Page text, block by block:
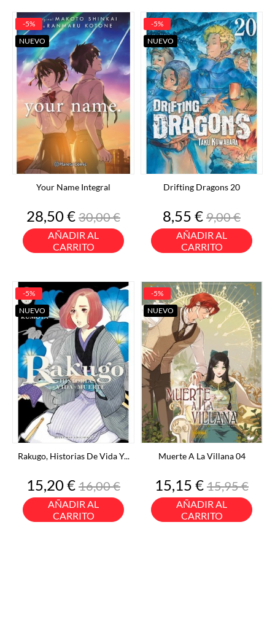
Your Name Integral
Precio
28,50 €Precio
base
30,00 €
AÑADIR AL
CARRITO
-5%
NUEVO
Drifting Dragons 20
Precio
8,55 €Precio
base
9,00 €
AÑADIR AL
CARRITO
-5%
NUEVO
Rakugo, Historias De Vida Y...
Precio
15,20 €Precio
base
16,00 €
AÑADIR AL
CARRITO
-5%
NUEVO
Muerte A La Villana 04
Precio
15,15 €Precio
base
15,95 €
AÑADIR AL
CARRITO
-5%
NUEVO